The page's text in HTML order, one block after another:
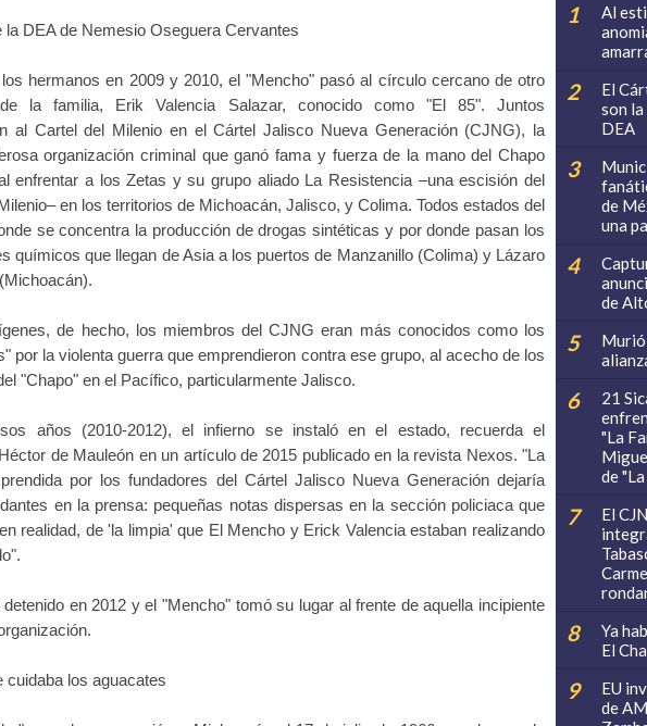
la DEA de Nemesio Oseguera Cervantes
hermanos en 2009 y 2010, el "Mencho" pasó al círculo cercano de otro
la familia, Erik Valencia Salazar, conocido como "El 85". Juntos
al Cartel del Milenio en el Cártel Jalisco Nueva Generación (CJNG), la
organización criminal que ganó fama y fuerza de la mano del Chapo
enfrentar a los Zetas y su grupo aliado La Resistencia –una escisión del
en los territorios de Michoacán, Jalisco, y Colima. Todos estados del
se concentra la producción de drogas sintéticas y por donde pasan los
químicos que llegan de Asia a los puertos de Manzanillo (Colima) y Lázaro
de hecho, los miembros del CJNG eran más conocidos como los
por la violenta guerra que emprendieron contra ese grupo, al acecho de los
"Chapo" en el Pacífico, particularmente Jalisco.
años (2010-2012), el infierno se instaló en el estado, recuerda el
de Mauleón en un artículo de 2015 publicado en la revista Nexos. "La
por los fundadores del Cártel Jalisco Nueva Generación dejaría
en la prensa: pequeñas notas dispersas en la sección policiaca que
realidad, de 'la limpia' que El Mencho y Erick Valencia estaban realizando
en 2012 y el "Mencho" tomó su lugar al frente de aquella incipiente
cuidaba los aguacates
Al
El
son
DEA
de
una
de
Murió
21
"La
de
El
Ya
El
EU
de